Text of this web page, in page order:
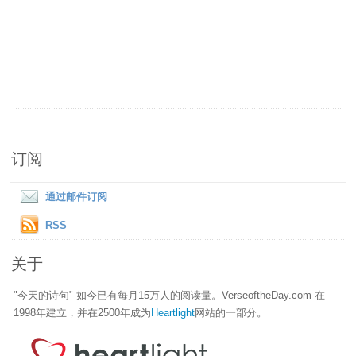
订阅
通过邮件订阅
RSS
关于
"今天的诗句" 如今已有每月15万人的阅读量。VerseoftheDay.com 在
1998年建立，并在2500年成为 Heartlight网站的一部分。